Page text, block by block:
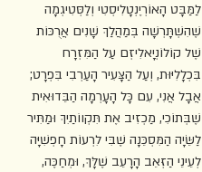
לַמַּבָּט הָאוֹרְיֶנְטָלִיסְטִי וְלַסְּטִיגְמָה
שֶׁהִשְׁתָּרְשָׁה בְּמַהֲלַךְ שָׁנִים אֲרֻכּוֹת
שֶׁל קוֹלוֹנְיָאלִיזְם עַל הַמִּזְרָח
בִּכְלָלִיּוּת, וְעַל הַצָּעִיר הָעַרְבִי בִּפְרָט;
אֲבָל אֲנִי, עִם כָּל הָעָרְמָה הַבֵּדוּאִית
שֶׁבְּתוֹכִי, מַכְזִיב אֶת תִּקְווֹתַיִךְ וּמַתִּיר
לַשֵּׂיָה הַמִּסְכֵּנָה שֶׁבִּי לִרְעוֹת חָפְשִׁיָּה
לְעֵינֵי הַזְּאֵב הָרָעֵב שֶׁלָּךְ, וּמְחַכֶּה,